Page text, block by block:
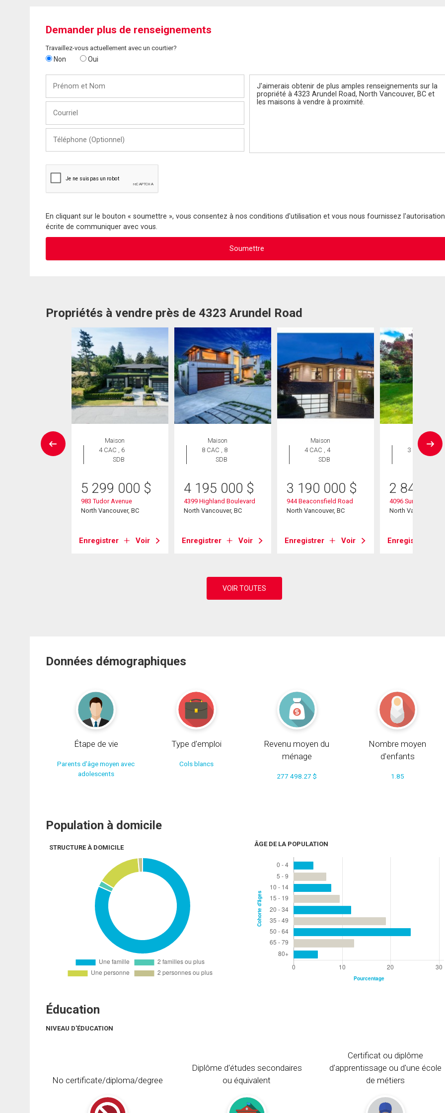
Demander plus de renseignements
Travaillez-vous actuellement avec un courtier?
Non Oui
Nom
(Optionnel)
En cliquant sur le bouton « soumettre », vous consentez à nos conditions d'utilisation et vous nous fournissez l'autorisation
écrite de communiquer avec vous.
Propriétés à vendre près de 4323 Arundel Road
INSCRIPTION
Maison
4 CAC , 6
SDB
5 299 000 $
983 Tudor Avenue
North Vancouver, BC
Enregistrer Voir
Maison
8 CAC , 8
SDB
4 195 000 $
4399 Highland Boulevard
North Vancouver, BC
Enregistrer Voir
Maison
4 CAC , 4
SDB
3 190 000 $
944 Beaconsfield Road
North Vancouver, BC
Enregistrer Voir
Maison
3 CAC , 4
2 848 800
4096 Sunset
North Vancouver, BC
Enregistrer
Données démographiques
Étape de vie
Parents d'âge moyen avec
adolescents
Type d'emploi
Cols blancs
Revenu moyen du
ménage
277 498.27 $
Nombre moyen
d'enfants
1.85
Population à domicile
STRUCTURE À DOMICILE ÂGE DE LA POPULATION
Éducation
NIVEAU D'ÉDUCATION
No certificate/diploma/degree
Diplôme d'études secondaires
ou équivalent
Certificat ou diplôme
d'apprentissage ou d'une école
de métiers